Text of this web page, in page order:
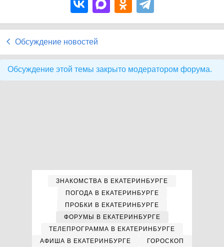
Обсуждение новостей
Обсуждение этой темы закрыто модератором форума.
ЗНАКОМСТВА В ЕКАТЕРИНБУРГЕ
ПОГОДА В ЕКАТЕРИНБУРГЕ
ПРОБКИ В ЕКАТЕРИНБУРГЕ
ФОРУМЫ В ЕКАТЕРИНБУРГЕ
ТЕЛЕПРОГРАММА В ЕКАТЕРИНБУРГЕ
АФИША В ЕКАТЕРИНБУРГЕ
ГОРОСКОП